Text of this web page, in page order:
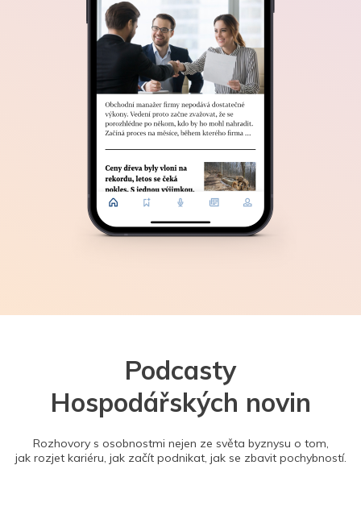
Podcasty
Hospodářských novin
Rozhovory s osobnostmi nejen ze světa byznysu o tom,
jak rozjet kariéru, jak začít podnikat, jak se zbavit pochybností.